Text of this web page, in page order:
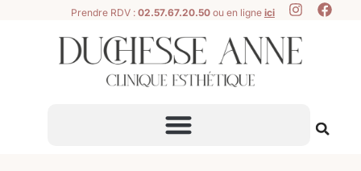
Prendre RDV : 02.57.67.20.50ou en ligne ici